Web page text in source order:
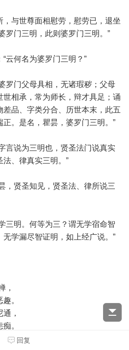
，与世尊面相慰劳，慰劳已，退坐
罗门三明，此则婆罗门三明。”
云何名为婆罗门三明？”
罗门父母具相，无诸瑕秽；父母
相承，常为师长，辩才具足；诵
品、字类分合、历世本末，此五
。是名，瞿昙，婆罗门三明。”
言说为三明也，贤圣法门说真实
、律真实三明。”
，贤圣知见，贤圣法、律所说三
三明。何等为三？谓无学宿命智
学漏尽智证明，如上经广说。”
，
。
，
。
说。回复